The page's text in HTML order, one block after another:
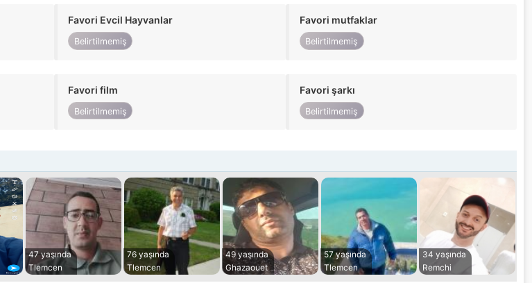
Favori Evcil Hayvanlar
Belirtilmemiş
Favori mutfaklar
Belirtilmemiş
Favori film
Belirtilmemiş
Favori şarkı
Belirtilmemiş
47 yaşında
Tlemcen
76 yaşında
Tlemcen
49 yaşında
Ghazaouet
57 yaşında
Tlemcen
34 yaşında
Remchi